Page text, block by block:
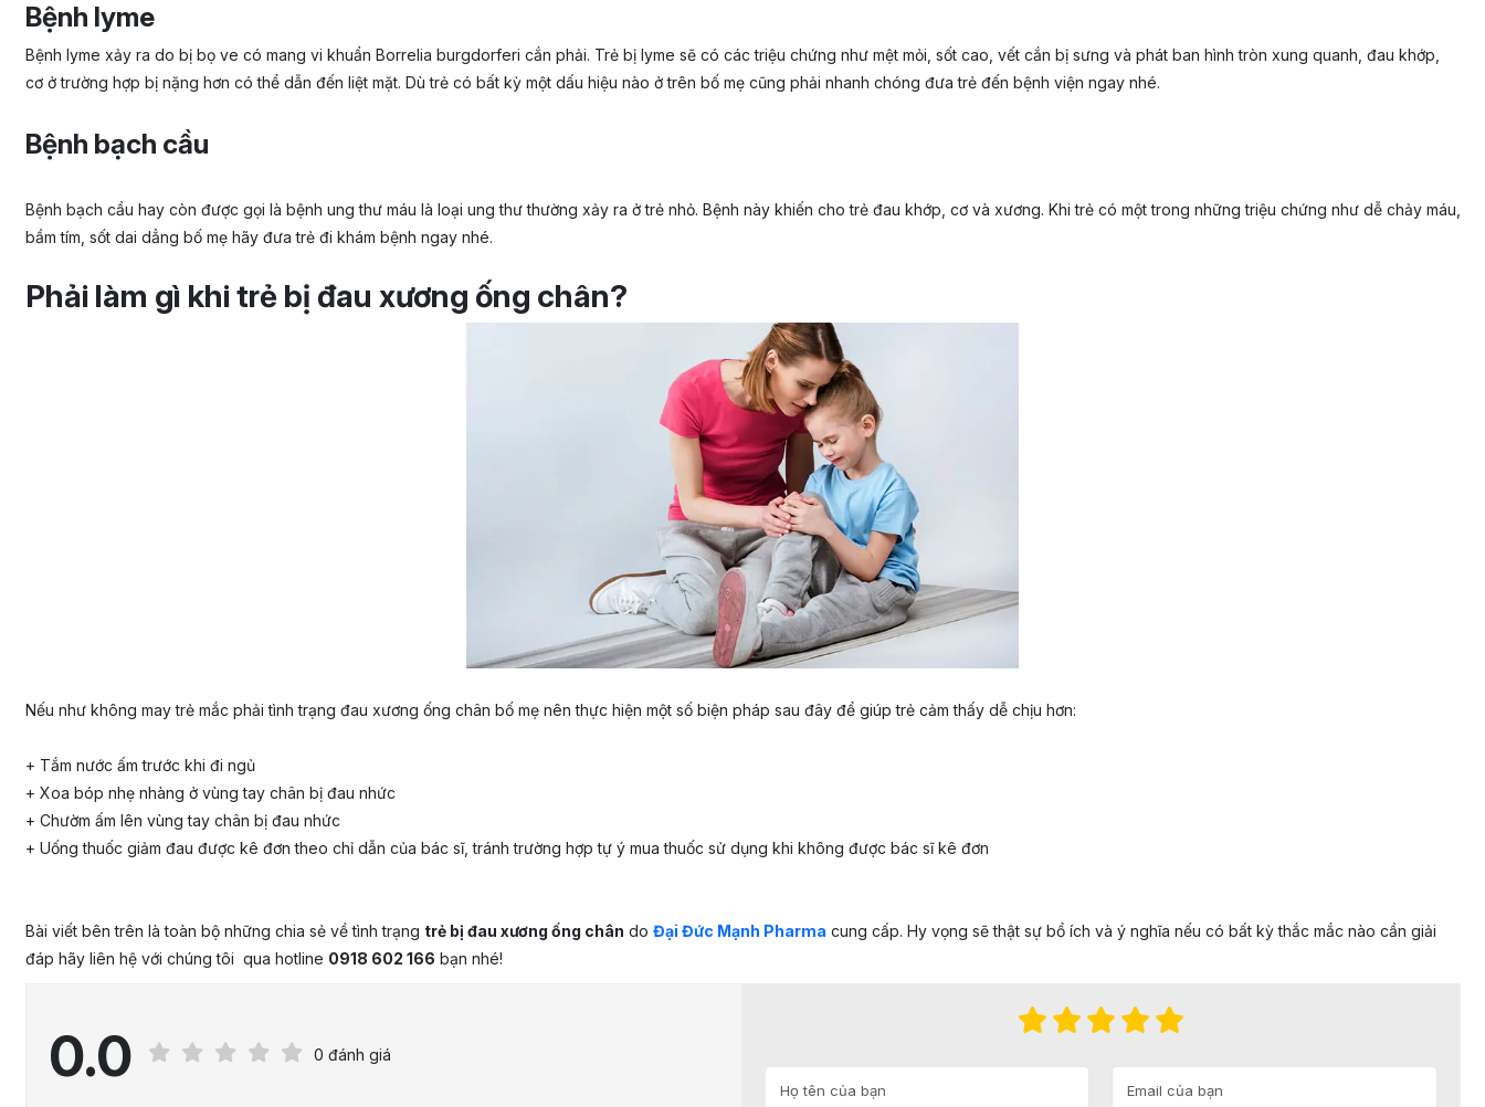
Bệnh lyme
Bệnh lyme xảy ra do bị bọ ve có mang vi khuẩn Borrelia burgdorferi cắn phải. Trẻ bị lyme sẽ có các triệu chứng như mệt mỏi, sốt cao, vết cắn bị sưng và phát ban hình tròn xung quanh, đau khớp,
cơ ở trường hợp bị nặng hơn có thể dẫn đến liệt mặt. Dù trẻ có bất kỳ một dấu hiệu nào ở trên bố mẹ cũng phải nhanh chóng đưa trẻ đến bệnh viện ngay nhé.
Bệnh bạch cầu
Bệnh bạch cầu hay còn được gọi là bệnh ung thư máu là loại ung thư thường xảy ra ở trẻ nhỏ. Bệnh này khiến cho trẻ đau khớp, cơ và xương. Khi trẻ có một trong những triệu chứng như dễ chảy máu,
bầm tím, sốt dai dẳng bố mẹ hãy đưa trẻ đi khám bệnh ngay nhé.
Phải làm gì khi trẻ bị đau xương ống chân?
Nếu như không may trẻ mắc phải tình trạng đau xương ống chân bố mẹ nên thực hiện một số biện pháp sau đây để giúp trẻ cảm thấy dễ chịu hơn:
+ Tắm nước ấm trước khi đi ngủ
+ Xoa bóp nhẹ nhàng ở vùng tay chân bị đau nhức
+ Chườm ấm lên vùng tay chân bị đau nhức
+ Uống thuốc giảm đau được kê đơn theo chỉ dẫn của bác sĩ, tránh trường hợp tự ý mua thuốc sử dụng khi không được bác sĩ kê đơn
Bài viết bên trên là toàn bộ những chia sẻ về tình trạng trẻ bị đau xương ống chân do Đại Đức Mạnh Pharma cung cấp. Hy vọng sẽ thật sự bổ ích và ý nghĩa nếu có bất kỳ thắc mắc nào cần giải
đáp hãy liên hệ với chúng tôi qua hotline 0918 602 166 bạn nhé!
0.0 0 đánh giá